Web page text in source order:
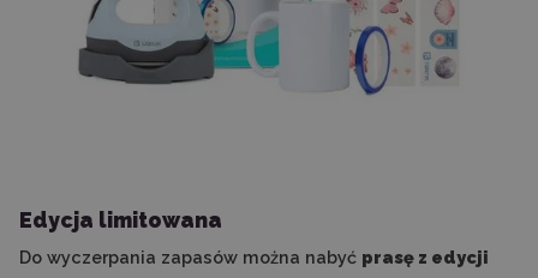
Edycja limitowana
Do wyczerpania zapasów można nabyć prasę z edycji